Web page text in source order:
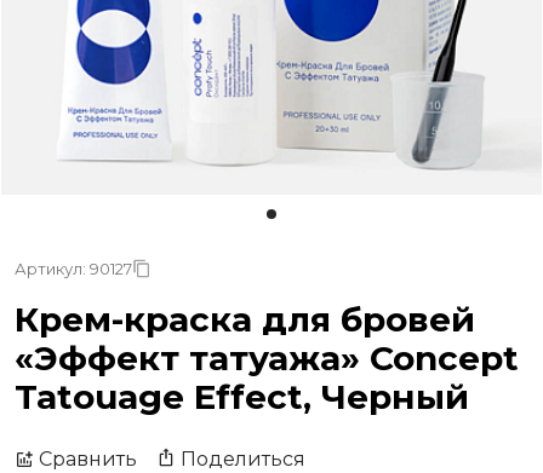
Артикул: 90127
Крем-краска для бровей
«Эффект татуажа» Concept
Tatouage Effect, Черный
Сравнить Поделиться